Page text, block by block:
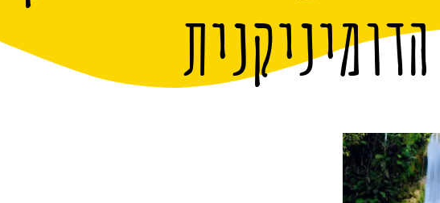
הדומיניקנית